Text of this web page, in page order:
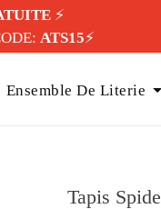
⚡️
ATS15⚡️
Ensemble De Literie
Tapis